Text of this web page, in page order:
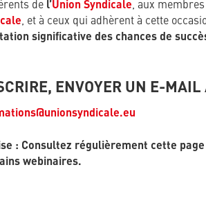
de l’Union Syndicale, aux
, et à ceux qui adhèrent à cette
significative des chances de
ENVOYER UN E-MAIL
: Consultez régulièrement cette
webinaires.